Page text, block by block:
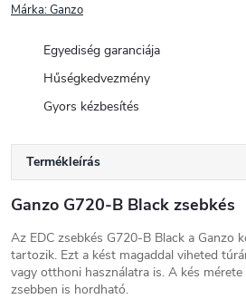
Márka:Ganzo
Egyediség garanciája
Hűségkedvezmény
Gyors kézbesítés
Termékleírás
Ganzo G720-B Black zsebkés
Az EDC zsebkés G720-B Black a Ganzo
tartozik. Ezt a kést magaddal viheted
vagy otthoni használatra is. A kés
zsebben is hordható.